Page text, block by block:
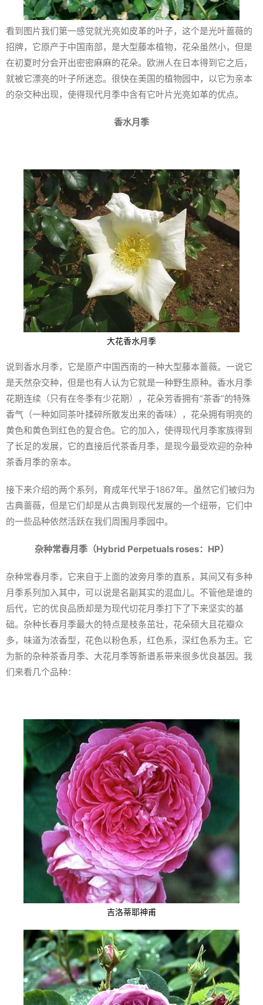
看到图片我们第一感觉就光亮如皮革的叶子，这个是光叶蔷薇的
招牌，它原产于中国南部，是大型藤本植物，花朵虽然小，但是
在初夏时分会开出密密麻麻的花朵。欧洲人在日本得到它之后，
就被它漂亮的叶子所迷恋。很快在美国的植物园中，以它为亲本
的杂交种出现，使得现代月季中含有它叶片光亮如革的优点。
香水月季
大花香水月季
说到香水月季，它是原产中国西南的一种大型藤本蔷薇。一说它
是天然杂交种，但是也有人认为它就是一种野生原种。香水月季
花期连续（只有在冬季有少花期），花朵芳香拥有“茶香”的特殊
香气（一种如同茶叶揉碎所散发出来的香味），花朵拥有明亮的
黄色和黄色到红色的复合色。它的加入，使得现代月季家族得到
了长足的发展，它的直接后代茶香月季，是现今最受欢迎的杂种
茶香月季的亲本。
接下来介绍的两个系列，育成年代早于1867年。虽然它们被归为
古典蔷薇，但是它们却是从古典到现代发展的一个纽带，它们中
的一些品种依然活跃在我们周围月季园中。
杂种常春月季（Hybrid Perpetuals roses：HP）
杂种常春月季，它来自于上面的波旁月季的直系，其间又有多种
月季系列加入其中，可以说是名副其实的混血儿。不管他是谁的
后代，它的优良品质却是为现代切花月季打下了下来坚实的基
础。杂种长春月季最大的特点是枝条茁壮，花朵硕大且花瓣众
多，味道为浓香型，花色以粉色系，红色系，深红色系为主。它
为新的杂种茶香月季、大花月季等新谱系带来很多优良基因。我
们来看几个品种：
吉洛蒂耶神甫